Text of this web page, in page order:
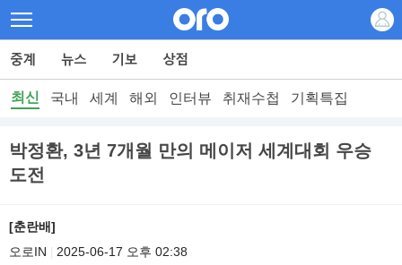
최신 국내 세계 해외 인터뷰 취재수첩 기획특집
박정환, 3년 7개월 만의 메이저 세계대회 우승
도전
[춘란배]
오로IN
2025-06-17 오후 02:38